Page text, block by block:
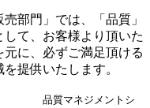
部門」では、「品質」
して、お客様より頂いた
に、必ずご満足頂ける
提供いたします。
品質マネジメントシ